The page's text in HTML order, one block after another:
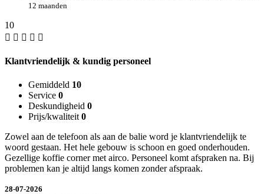
12 maanden
10
Klantvriendelijk & kundig personeel
Gemiddeld 10
Service 0
Deskundigheid 0
Prijs/kwaliteit 0
Zowel aan de telefoon als aan de balie word je klantvriendelijk te
woord gestaan. Het hele gebouw is schoon en goed onderhouden.
Gezellige koffie corner met airco. Personeel komt afspraken na. Bij
problemen kan je altijd langs komen zonder afspraak.
28-07-2026